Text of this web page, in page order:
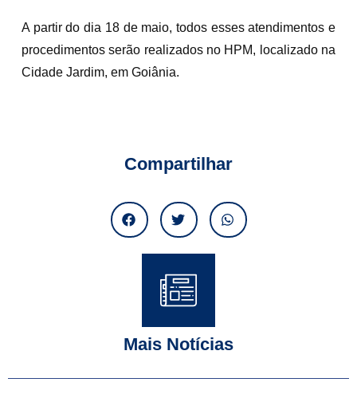
A partir do dia 18 de maio, todos esses atendimentos e
procedimentos serão realizados no HPM, localizado na
Cidade Jardim, em Goiânia.
Compartilhar
Mais Notícias